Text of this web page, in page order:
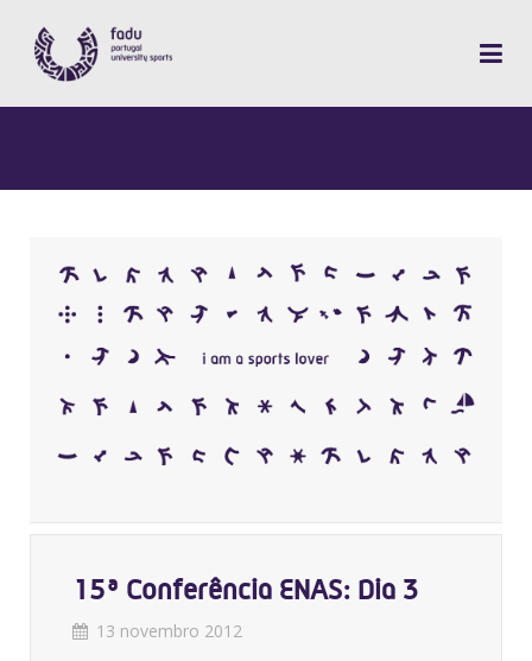
15ª Conferência ENAS: Dia 3
13 novembro 2012